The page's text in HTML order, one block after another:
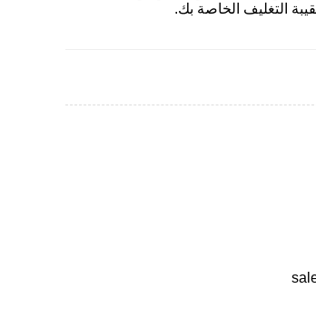
التغليف الخاصة بك.